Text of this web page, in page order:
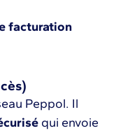
facturation
Peppol. Il
qui envoie